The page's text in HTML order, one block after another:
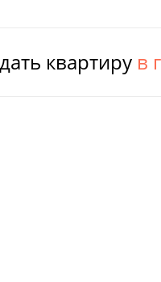
квартиру в